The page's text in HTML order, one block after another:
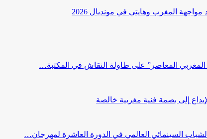
المغرب وهايتي في مونديال 2026
المعاصر” على طاولة النقاش في المكتبة…
إلى بصمة فنية مغربية خالصة
السينمائي العالمي في الدورة العاشرة لمهرجان…